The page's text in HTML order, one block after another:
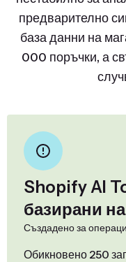
предварително
база данни на
000 поръчки, а
Shopify AI
базирани
Създадено за
Обикновено 250